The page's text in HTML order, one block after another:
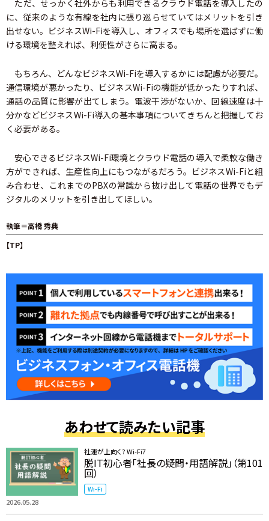
ただ、せっかく社外からも利用できるクラウド電話を導入したの
に、従来のような有線を社内に張り巡らせていてはメリットを引き
出せない。ビジネスWi-Fiを導入し、オフィスでも場所を選ばずに働
ける環境を整えれば、利便性がさらに高まる。
もちろん、どんなビジネスWi-Fiを導入するかには配慮が必要だ。
通信環境が悪かったり、ビジネスWi-Fiの機能が低かったりすれば、
通話の品質に影響が出てしまう。電波干渉がないか、回線速度は十
分かなどビジネスWi-Fi導入の基本事項についてきちんと把握してお
く必要がある。
安心できるビジネスWi-Fi環境とクラウド電話の導入で柔軟な働き
方ができれば、生産性向上にもつながるだろう。ビジネスWi-Fiと組
み合わせ、これまでのPBXの常識から抜け出して電話の世界でもデ
ジタルのメリットを引き出してほしい。
執筆＝高橋 秀典
【TP】
あわせて読みたい記事
2026.05.28
社運が上向く? Wi-Fi7
脱IT初心者「社長の疑問・用語解説」（第101
回）
Wi-Fi